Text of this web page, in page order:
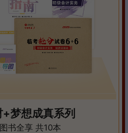
梦想成真系列
书全享 共10本